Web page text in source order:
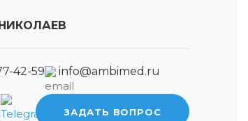
42-59 info@ambimed.ru
ЗАДАТЬ ВОПРОС